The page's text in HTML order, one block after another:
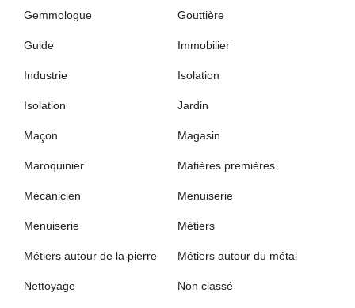
Gemmologue Gouttière
Guide Immobilier
Industrie Isolation
Isolation Jardin
Maçon Magasin
Maroquinier Matières premières
Mécanicien Menuiserie
Menuiserie Métiers
Métiers autour de la pierre Métiers autour du métal
Nettoyage Non classé